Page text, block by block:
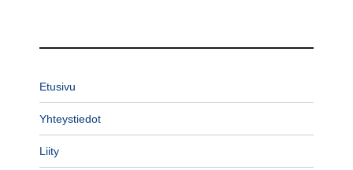
Etusivu
Yhteystiedot
Liity